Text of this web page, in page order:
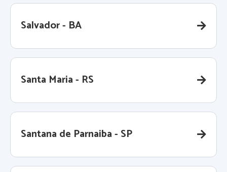
Salvador - BA
Santa Maria - RS
Santana de Parnaiba - SP